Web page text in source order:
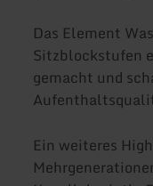
Das Element
Sitzblockstufen
gemacht und
Ein weiteres